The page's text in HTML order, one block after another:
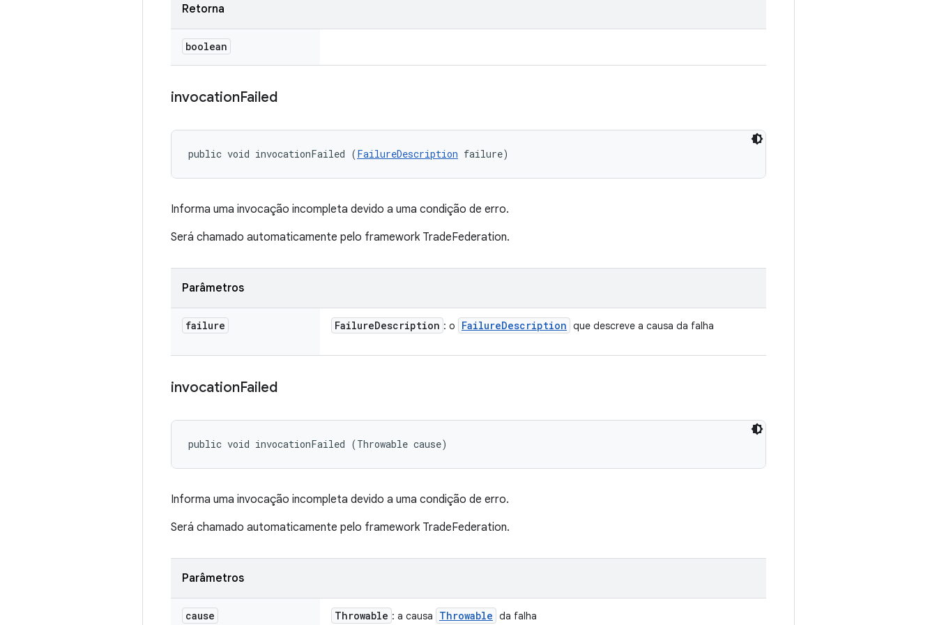
Retorna
boolean
invocationFailed
public void invocationFailed (FailureDescription failure)
Informa uma invocação incompleta devido a uma condição de erro.
Será chamado automaticamente pelo framework TradeFederation.
Parâmetros
failure FailureDescription : o FailureDescription que descreve a causa da falha
invocationFailed
public void invocationFailed (Throwable cause)
Informa uma invocação incompleta devido a uma condição de erro.
Será chamado automaticamente pelo framework TradeFederation.
Parâmetros
cause Throwable : a causa Throwable da falha